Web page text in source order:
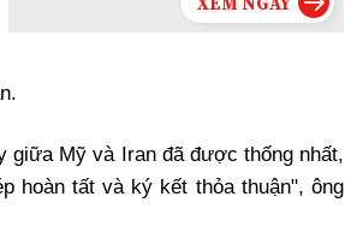
giữa Mỹ và Iran đã được thống nhất,
hoàn tất và ký kết thỏa thuận", ông